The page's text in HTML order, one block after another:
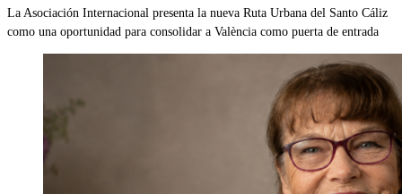
La Asociación Internacional presenta la nueva Ruta Urbana del Santo Cáliz
como una oportunidad para consolidar a València como puerta de entrada